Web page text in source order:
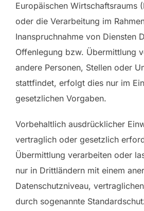
Europäischen Wirtschaftsraums
oder die Verarbeitung im
Inanspruchnahme von Diensten
Offenlegung bzw. Übermittlung
andere Personen, Stellen oder
stattfindet, erfolgt dies nur im
gesetzlichen Vorgaben.
Vorbehaltlich ausdrücklicher
vertraglich oder gesetzlich
Übermittlung verarbeiten oder
nur in Drittländern mit einem
Datenschutzniveau,
durch sogenannte